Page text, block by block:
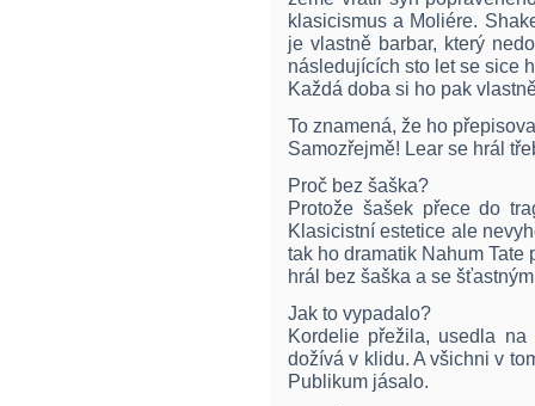
klasicismus a Moliére.
je vlastně barbar, který
následujících sto let se sice
Každá doba si ho pak
To znamená, že ho
Samozřejmě! Lear se hrál
Proč bez šaška?
Protože šašek přece do
Klasicistní estetice ale
tak ho dramatik Nahum Tate
hrál bez šaška a se
Jak to vypadalo?
Kordelie přežila, usedla
dožívá v klidu. A všichni v
Publikum jásalo.